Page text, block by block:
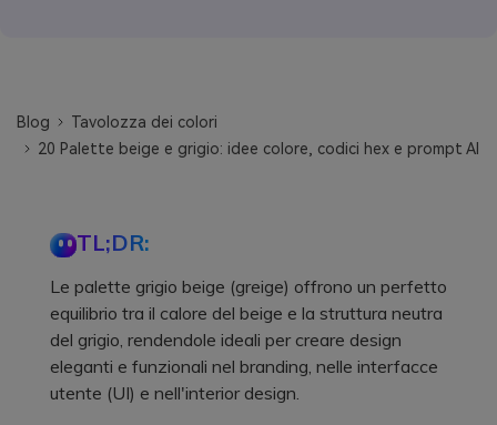
Blog
Tavolozza dei colori
20 Palette beige e grigio: idee colore, codici hex e prompt AI
TL;DR:
Le palette grigio beige (greige) offrono un perfetto
equilibrio tra il calore del beige e la struttura neutra
del grigio, rendendole ideali per creare design
eleganti e funzionali nel branding, nelle interfacce
utente (UI) e nell'interior design.